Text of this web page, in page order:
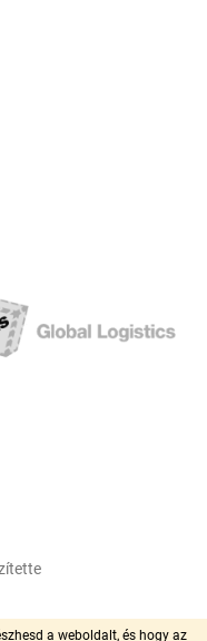
a weboldalt, és hogy az
jog fenntartva.